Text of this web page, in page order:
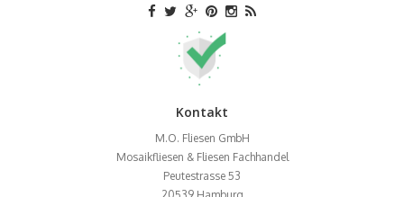
Kontakt
M.O. Fliesen GmbH
Mosaikfliesen & Fliesen Fachhandel
Peutestrasse 53
20539 Hamburg